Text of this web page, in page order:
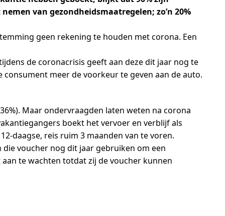
van gezondheidsmaatregelen; zo’n 20%
geen rekening te houden met corona. Een
de coronacrisis geeft aan deze dit jaar nog te
meer de voorkeur te geven aan de auto.
Maar ondervraagden laten weten na corona
boekt het vervoer en verblijf als
daagse, reis ruim 3 maanden van te voren.
die voucher nog dit jaar gebruiken om een
te wachten totdat zij de voucher kunnen